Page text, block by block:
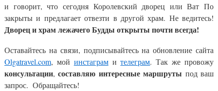
и говорит, что сегодня Королевский дворец или Ват По
закрыты и предлагает отвезти в другой храм. Не ведитесь!
Дворец и храм лежачего Будды открыты почти всегда!
Оставайтесь на связи, подписывайтесь на обновление сайта
Olgatravel.com, мой инстаграмителеграм. Так же провожу
консультации,составляю интересные маршруты под ваш
запрос. Обращайтесь!